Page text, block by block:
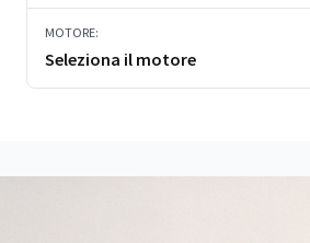
MOTORE:
Seleziona il motore